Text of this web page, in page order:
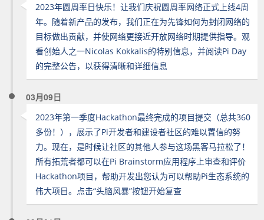
2023年圆周率日快乐！让我们庆祝圆周率网络正式上线4周
年。随着新产品的发布，我们正在为先锋如何为封闭网络的
目标做出贡献，并使网络更接近开放网络时期提供指导。观
看创始人之一Nicolas Kokkalis的特别信息，并阅读Pi Day
的完整公告，以获得清晰和详细信息
03月09日
2023年第一季度Hackathon最终完成的项目提交（总共360
多份！），展示了Pi开发者和建设者社区的难以置信的努
力。现在，是时候让社区的其他人参与这场黑客马拉松了！
所有拓荒者都可以在Pi Brainstorm应用程序上审查和评价
Hackathon项目，帮助开发出您认为可以帮助Pi生态系统的
伟大项目。点击“头脑风暴”按钮开始复查